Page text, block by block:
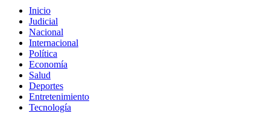
Inicio
Judicial
Nacional
Internacional
Política
Economía
Salud
Deportes
Entretenimiento
Tecnología